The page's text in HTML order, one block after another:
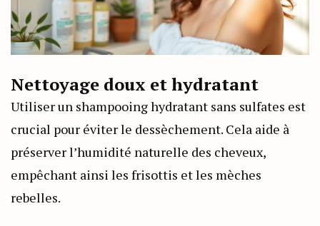
Nettoyage doux et hydratant
Utiliser un shampooing hydratant sans sulfates est
crucial pour éviter le dessèchement. Cela aide à
préserver l’humidité naturelle des cheveux,
empêchant ainsi les frisottis et les mèches
rebelles.